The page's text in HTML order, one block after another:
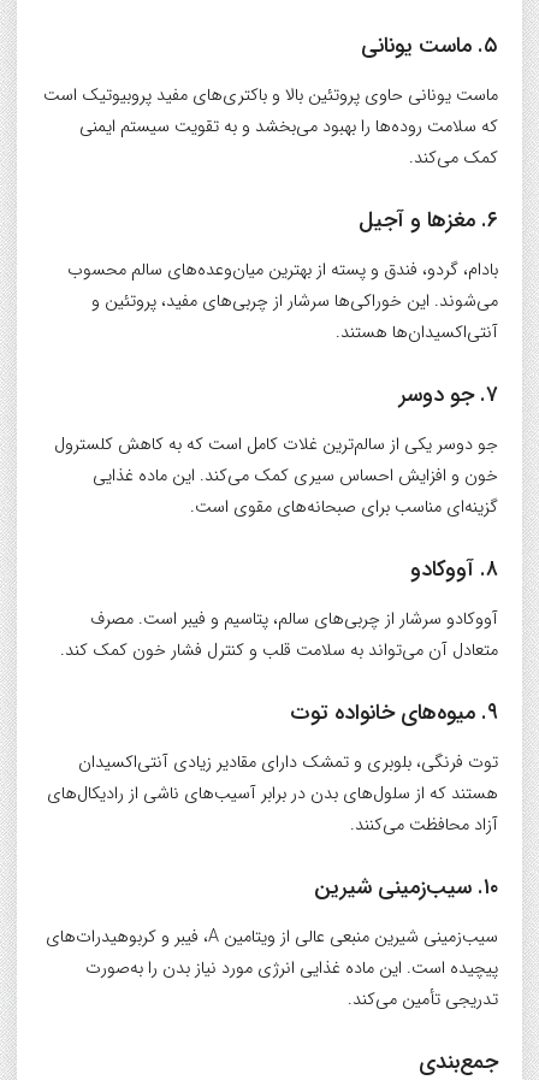
۵. ماست یونانی
ماست یونانی حاوی پروتئین بالا و باکتری‌های مفید پروبیوتیک است
که سلامت روده‌ها را بهبود می‌بخشد و به تقویت سیستم ایمنی
کمک می‌کند.
۶. مغزها و آجیل
بادام، گردو، فندق و پسته از بهترین میان‌وعده‌های سالم محسوب
می‌شوند. این خوراکی‌ها سرشار از چربی‌های مفید، پروتئین و
آنتی‌اکسیدان‌ها هستند.
۷. جو دوسر
جو دوسر یکی از سالم‌ترین غلات کامل است که به کاهش کلسترول
خون و افزایش احساس سیری کمک می‌کند. این ماده غذایی
گزینه‌ای مناسب برای صبحانه‌های مقوی است.
۸. آووکادو
آووکادو سرشار از چربی‌های سالم، پتاسیم و فیبر است. مصرف
متعادل آن می‌تواند به سلامت قلب و کنترل فشار خون کمک کند.
۹. میوه‌های خانواده توت
توت فرنگی، بلوبری و تمشک دارای مقادیر زیادی آنتی‌اکسیدان
هستند که از سلول‌های بدن در برابر آسیب‌های ناشی از رادیکال‌های
آزاد محافظت می‌کنند.
۱۰. سیب‌زمینی شیرین
سیب‌زمینی شیرین منبعی عالی از ویتامین A، فیبر و کربوهیدرات‌های
پیچیده است. این ماده غذایی انرژی مورد نیاز بدن را به‌صورت
تدریجی تأمین می‌کند.
جمع‌بندی